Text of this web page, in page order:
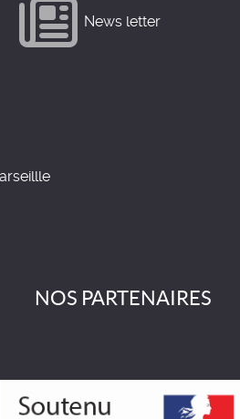
News letter
NOS PARTENAIRES